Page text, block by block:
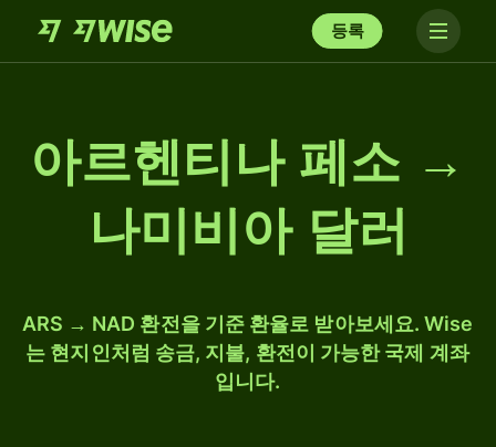
등록
아르헨티나 페소 →
나미비아 달러
ARS → NAD 환전을 기준 환율로 받아보세요. Wise
는 현지인처럼 송금, 지불, 환전이 가능한 국제 계좌
입니다.